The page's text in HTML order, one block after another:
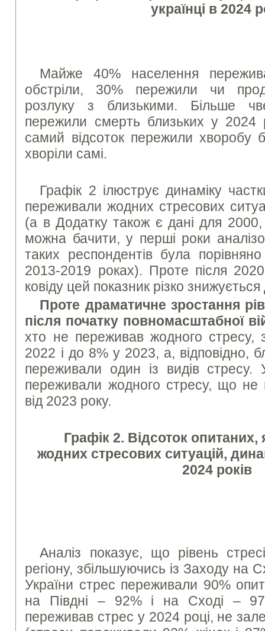
українці в 2024
Майже 40% населення
обстріли, 30% пережили чи
розлуку з близькими. Більше
пережили смерть близьких у 2024
самий відсоток пережили хворобу
хворіли самі.
Графік 2 ілюструє динаміку
переживали жодних стресових
(а в Додатку також є дані для
можна бачити, у перші роки
таких респондентів була
2013-2019 роках). Проте після
ковіду цей показник різко
Проте драматичне зростання
після початку повномасштабної
хто не переживав жодного
2022 і до 8% у 2023, а, відповідно,
переживали один із видів
переживали жодного стресу, що не
від 2023 року.
Графік 2. Відсоток
жодних стресових ситуацій,
2024 років
Аналіз показує, що рівень
регіону, збільшуючись із Заходу на
України стрес переживали 90%
на Півдні – 92% і на Сході –
переживав стрес у 2024 році, не